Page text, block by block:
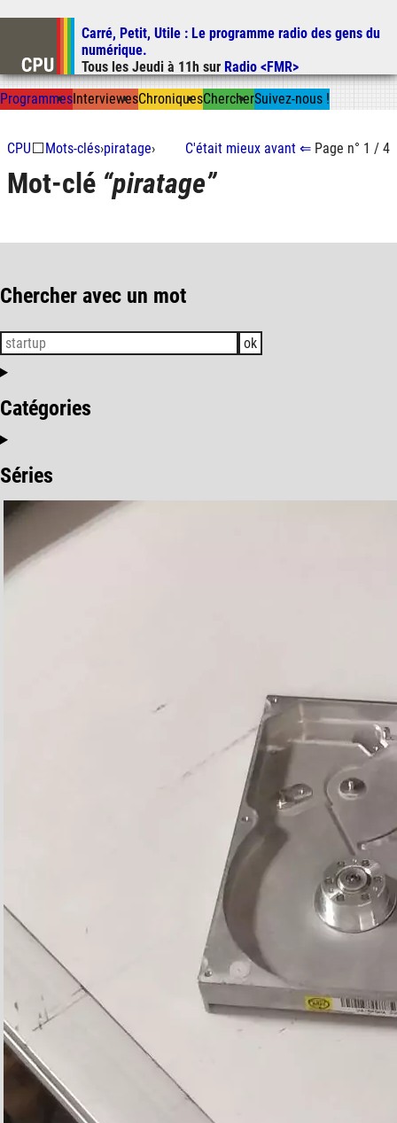
Aller au contenu
Aller à la recherche
Carré, Petit, Utile : Le programme radio des gens du
numérique.
Tous les Jeudi à 11h sur Radio <FMR>
ProgrammesInterviewesChroniquesChercherSuivez-nous !
CPU⬜Mots-clés›piratage› C'était mieux avant ⇐ Page n° 1 / 4
Mot-clé piratage
Chercher avec un mot
ok
Catégories
Séries